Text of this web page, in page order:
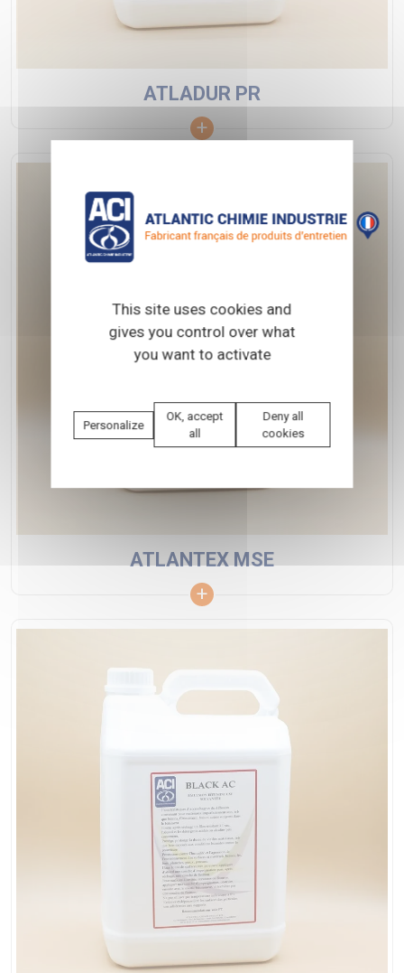
ATLADUR PR
ATLANTEX MSE
This site uses cookies and
gives you control over what
you want to activate
Personalize
OK, accept
all
Deny all
cookies